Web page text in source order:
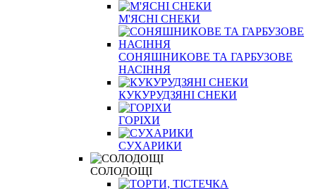
М'ЯСНІ СНЕКИ
СОНЯШНИКОВЕ ТА ГАРБУЗОВЕ
НАСІННЯ
КУКУРУДЗЯНІ СНЕКИ
ГОРІХИ
СУХАРИКИ
СОЛОДОЩІ